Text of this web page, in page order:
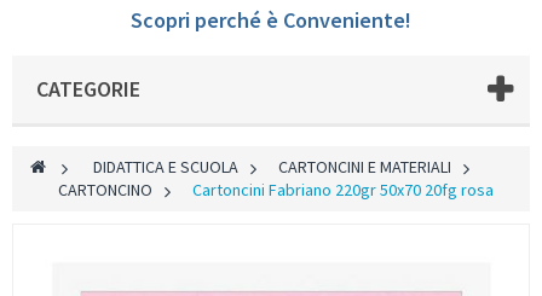
Scopri perché è Conveniente!
CATEGORIE
> DIDATTICA E SCUOLA >
CARTONCINI E MATERIALI
CARTONCINO > Cartoncini Fabriano 220gr 50x70 20fg rosa